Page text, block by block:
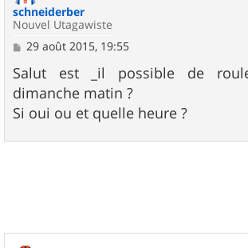
schneiderber
Nouvel Utagawiste
M
s
s
a
g
e
29 août 2015, 19:55
Salut est _il possible de
dimanche matin ?
Si oui ou et quelle heure ?